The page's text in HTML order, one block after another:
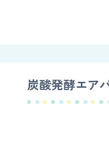
炭酸発酵エア